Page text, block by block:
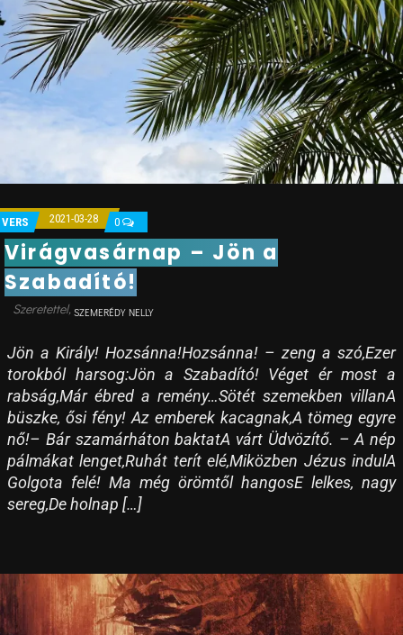
VERS 2021-03-28 0
Virágvasárnap – Jön a
Szabadító!
SZEMERÉDY NELLY
Jön a Király! Hozsánna!Hozsánna! – zeng a szó,Ezer
torokból harsog:Jön a Szabadító! Véget ér most a
rabság,Már ébred a remény…Sötét szemekben villanA
büszke, ősi fény! Az emberek kacagnak,A tömeg egyre
nő!– Bár szamárháton baktatA várt Üdvözítő. – A nép
pálmákat lenget,Ruhát terít elé,Miközben Jézus indulA
Golgota felé! Ma még örömtől hangosE lelkes, nagy
sereg,De holnap […]